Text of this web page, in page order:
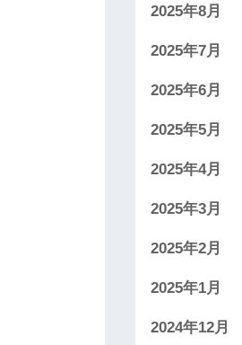
2025年8月
2025年7月
2025年6月
2025年5月
2025年4月
2025年3月
2025年2月
2025年1月
2024年12月